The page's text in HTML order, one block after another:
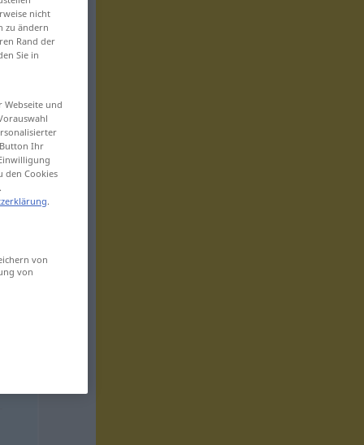
nicht
zu ändern
Rand der
Sie in
und
Ihr
den Cookies
.
von
von